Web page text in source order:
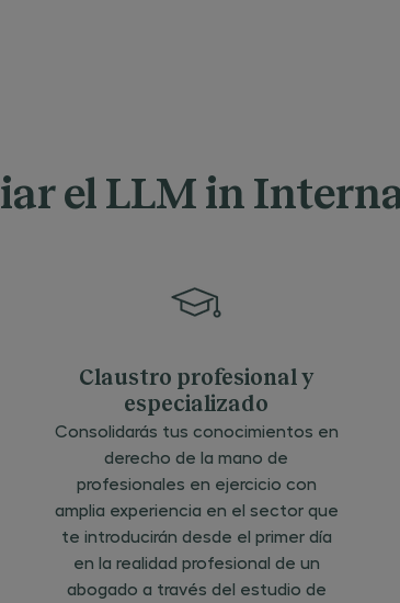
el LLM in
Claustro profesional y
especializado
Consolidarás tus conocimientos en
derecho de la mano de
profesionales en ejercicio con
amplia experiencia en el sector que
te introducirán desde el primer día
en la realidad profesional de un
abogado a través del estudio de